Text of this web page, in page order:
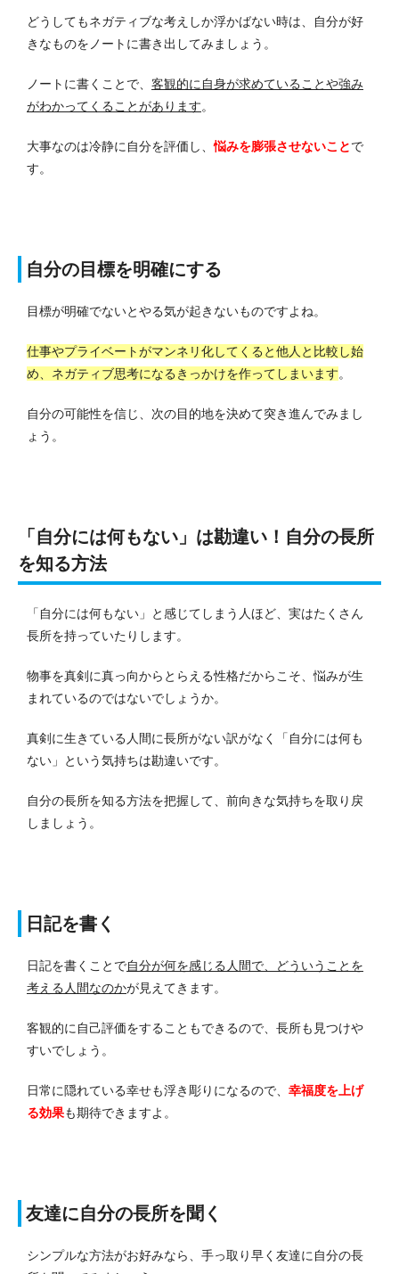
どうしてもネガティブな考えしか浮かばない時は、自分が好
きなものをノートに書き出してみましょう。
ノートに書くことで、 客観的に自身が求めていることや強み
がわかってくることがあります。
大事なのは冷静に自分を評価し、悩みを膨張させないことで
す。
自分の目標を明確にする
目標が明確でないとやる気が起きないものですよね。
仕事やプライベートがマンネリ化してくると他人と比較し始
め、ネガティブ思考になるきっかけを作ってしまいます。
自分の可能性を信じ、次の目的地を決めて突き進んでみまし
ょう。
「自分には何もない」は勘違い！自分の長所
を知る方法
「自分には何もない」と感じてしまう人ほど、実はたくさん
長所を持っていたりします。
物事を真剣に真っ向からとらえる性格だからこそ、悩みが生
まれているのではないでしょうか。
真剣に生きている人間に長所がない訳がなく「自分には何も
ない」という気持ちは勘違いです。
自分の長所を知る方法を把握して、前向きな気持ちを取り戻
しましょう。
日記を書く
日記を書くことで自分が何を感じる人間で、どういうことを
考える人間なのかが見えてきます。
客観的に自己評価をすることもできるので、長所も見つけや
すいでしょう。
日常に隠れている幸せも浮き彫りになるので、 幸福度を上げ
る効果も期待できますよ。
友達に自分の長所を聞く
シンプルな方法がお好みなら、手っ取り早く友達に自分の長